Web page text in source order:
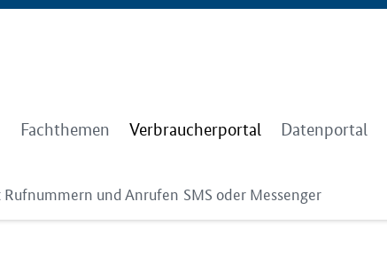
Fachthemen Verbraucherportal Datenportal
und Anrufen SMS oder Messenger